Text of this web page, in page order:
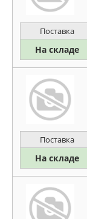
Поставка
На складе
Поставка
На складе